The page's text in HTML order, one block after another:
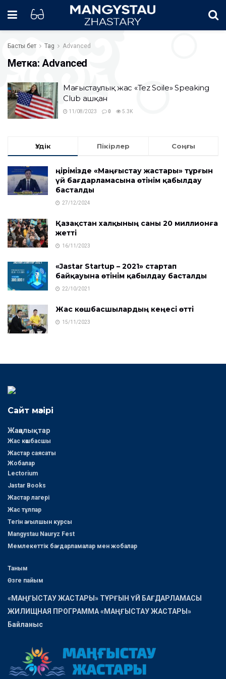
Басты бет Tag Advanced
Метка:Advanced
Маңғыстаулық жас «Tez Soilе» Speaking
Club ашқан
11/08/2023 0 5.3K
Үздік Пікірлер Соңғы
Өңірімізде «Маңғыстау жастары» тұрғын
үй бағдарламасына өтінім қабылдау
басталды
27/12/2024
Қазақстан халқының саны 20 миллионға
жетті
16/11/2023
«Jastar Startup – 2021» стартап
байқауына өтінім қабылдау басталды
22/10/2021
Жас көшбасшылардың кеңесі өтті
15/11/2023
Сайт мәзірі
Жаңалықтар
Жас көшбасшы
Жастар саясаты
Жобалар
Lectorium
Jastar Books
Жастар лагері
Жас тұлпар
Тегін ағылшын курсы
Mangystau Nauryz Fest
Мемлекеттік бағдарламалар мен жобалар
Таным
Өзге пайым
«МАҢҒЫСТАУ ЖАСТАРЫ» ТҰРҒЫН ҮЙ БАҒДАРЛАМАСЫ
ЖИЛИЩНАЯ ПРОГРАММА «МАҢҒЫСТАУ ЖАСТАРЫ»
Байланыс